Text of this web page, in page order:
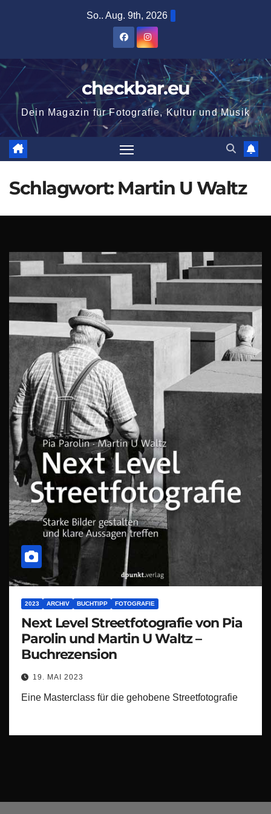
So.. Aug. 9th, 2026
checkbar.eu
Dein Magazin für Fotografie, Kultur und Musik
Schlagwort: Martin U Waltz
2023 ARCHIV BUCHTIPP FOTOGRAFIE
Next Level Streetfotografie von Pia
Parolin und Martin U Waltz –
Buchrezension
19. MAI 2023
Eine Masterclass für die gehobene Streetfotografie